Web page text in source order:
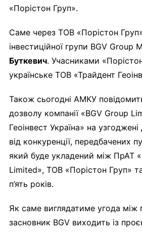
«Порістон Груп».
Саме через ТОВ «Порістон
інвестиційної групи BGV Group
Буткевич. Учасниками
українське ТОВ «Трайдент
Також сьогодні АМКУ
дозволу компанії «BGV Group
Геоінвест Україна» на
від конкуренції, передбачених
який буде укладений між ПрАТ
Limited», ТОВ «Порістон Груп»
п’ять років.
Як саме виглядатиме угода між
засновник BGV виходить із